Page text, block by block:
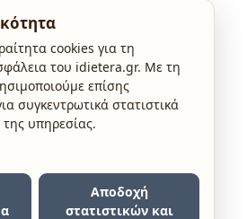
cookies για τη
του idietera.gr. Με τη
επίσης
συγκεντρωτικά στατιστικά
υπηρεσίας.
Αποδοχή
στατιστικών και